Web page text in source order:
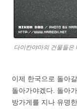
다이칸야마의 건물들은
이제 한국으로 돌아
돌아가야겠다. 돌아
방가게를 지나 유명